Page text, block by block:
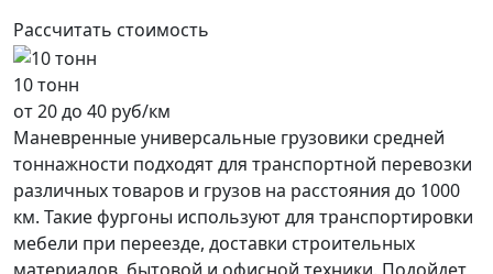
Рассчитать стоимость
10 тонн
от 20 до 40 руб/км
Маневренные универсальные грузовики средней
тоннажности подходят для транспортной перевозки
различных товаров и грузов на расстояния до 1000
км. Такие фургоны используют для транспортировки
мебели при переезде, доставки строительных